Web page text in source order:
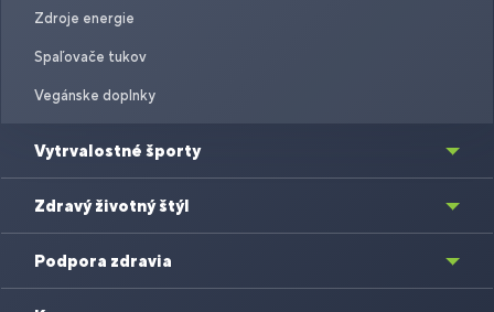
Zdroje energie
Spaľovače tukov
Vegánske doplnky
Vytrvalostné športy
Zdravý životný štýl
Podpora zdravia